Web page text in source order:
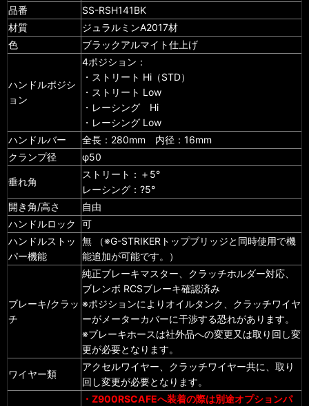
品番
SS-RSH141BK
材質
ジュラルミンA2017材
色
ブラックアルマイト仕上げ
ハンドルポジシ
ョン
4ポジション：
・ストリート Hi（STD）
・ストリート Low
・レーシング Hi
・レーシング Low
ハンドルバー
全長：280mm 内径：16mm
クランプ径
φ50
垂れ角
ストリート：＋5°
レーシング：?5°
開き角/高さ
自由
ハンドルロック
可
ハンドルストッ
パー機能
無 （※G-STRIKERトップブリッジと同時使用で機
能追加が可能です。）
ブレーキ/クラッ
チ
純正ブレーキマスター、クラッチホルダー対応、
ブレンボ RCSブレーキ確認済み
※ポジションによりオイルタンク、クラッチワイヤ
ーがメーターカバーに干渉する恐れがあります。
※ブレーキホースは社外品への変更又は取り回し変
更が必要となります。
ワイヤー類
アクセルワイヤー、クラッチワイヤー共に、取り
回し変更が必要となります。
・Z900RSCAFEへ装着の際は別途オプションパ